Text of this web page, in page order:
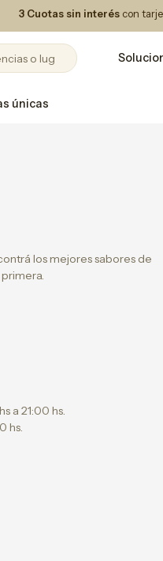
3 Cuotas sin interés con
únicas
los mejores sabores de
a 21:00 hs.
hs.